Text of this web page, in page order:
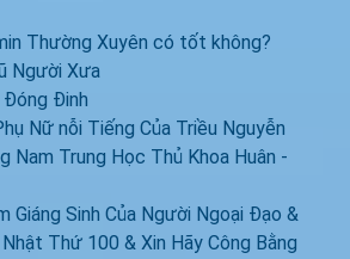
Thường Xuyên có tốt không?
Người Xưa
Đóng Đinh
Nữ nỗi Tiếng Của Triều Nguyễn
Nam Trung Học Thủ Khoa Huân -
Giáng Sinh Của Người Ngoại Đạo &
Thứ 100 & Xin Hãy Công Bằng